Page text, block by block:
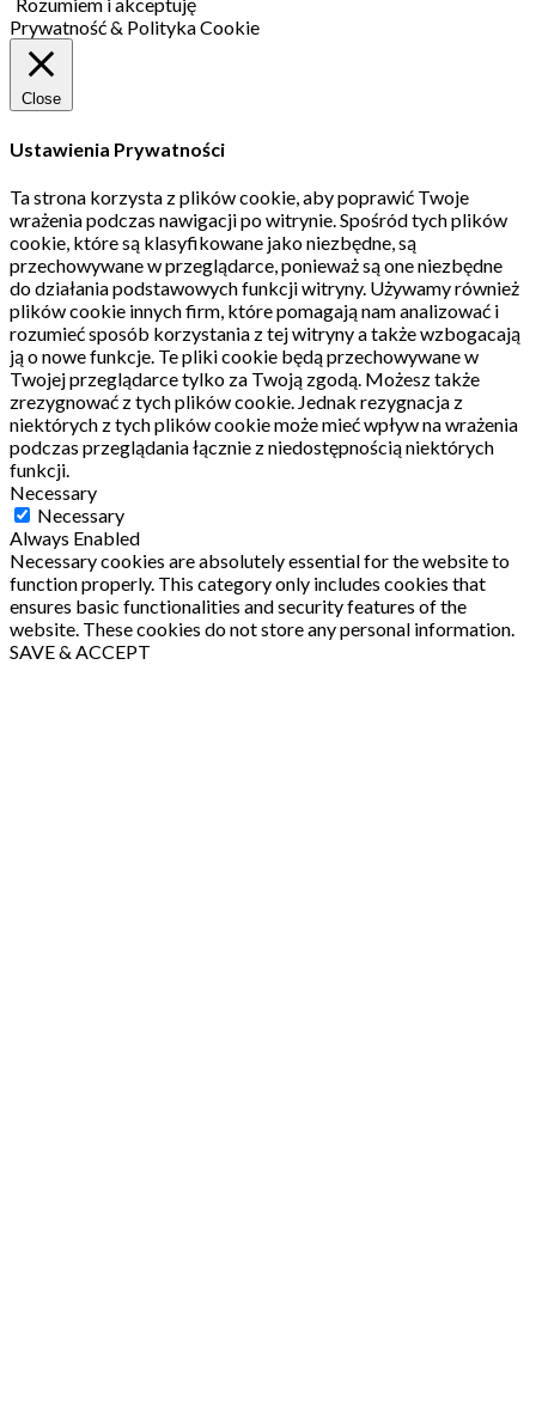
Rozumiem i akceptuję
Prywatność & Polityka Cookie
Close
Ustawienia Prywatności
Ta strona korzysta z plików cookie, aby poprawić Twoje
wrażenia podczas nawigacji po witrynie.Spośród tych plików
cookie, które są klasyfikowane jako niezbędne, są
przechowywane w przeglądarce, ponieważ są one niezbędne
do działania podstawowych funkcji witryny. Używamy również
plików cookie innych firm, które pomagają nam analizować i
rozumieć sposób korzystania z tej witryny a także wzbogacają
ją o nowe funkcje. Te pliki cookie będą przechowywane w
Twojej przeglądarce tylko za Twoją zgodą. Możesz także
zrezygnować z tych plików cookie. Jednak rezygnacja z
niektórych z tych plików cookie może mieć wpływ na wrażenia
podczas przeglądania łącznie z niedostępnością niektórych
funkcji.
Necessary
Necessary
Always Enabled
Necessary cookies are absolutely essential for the website to
function properly. This category only includes cookies that
ensures basic functionalities and security features of the
website. These cookies do not store any personal information.
SAVE & ACCEPT